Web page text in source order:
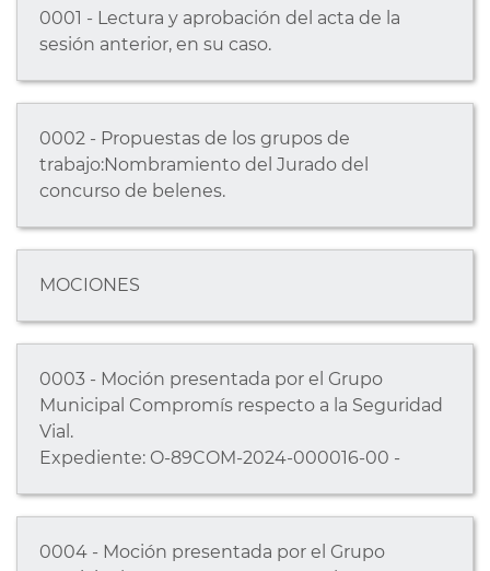
0001 - Lectura y aprobación del acta de la
sesión anterior, en su caso.
0002 - Propuestas de los grupos de
trabajo:Nombramiento del Jurado del
concurso de belenes.
MOCIONES
0003 - Moción presentada por el Grupo
Municipal Compromís respecto a la Seguridad
Vial.
Expediente: O-89COM-2024-000016-00 -
0004 - Moción presentada por el Grupo